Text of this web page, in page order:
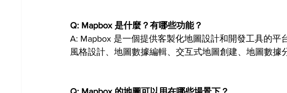
Q: Mapbox 是什麼？有哪些功能？
A: Mapbox 是一個提供客製化地圖設計和開發工具的平
風格設計、地圖數據編輯、交互式地圖創建、地圖數據